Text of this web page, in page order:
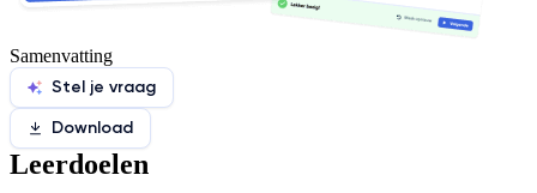
Samenvatting
Stel je vraag
Download
Leerdoelen